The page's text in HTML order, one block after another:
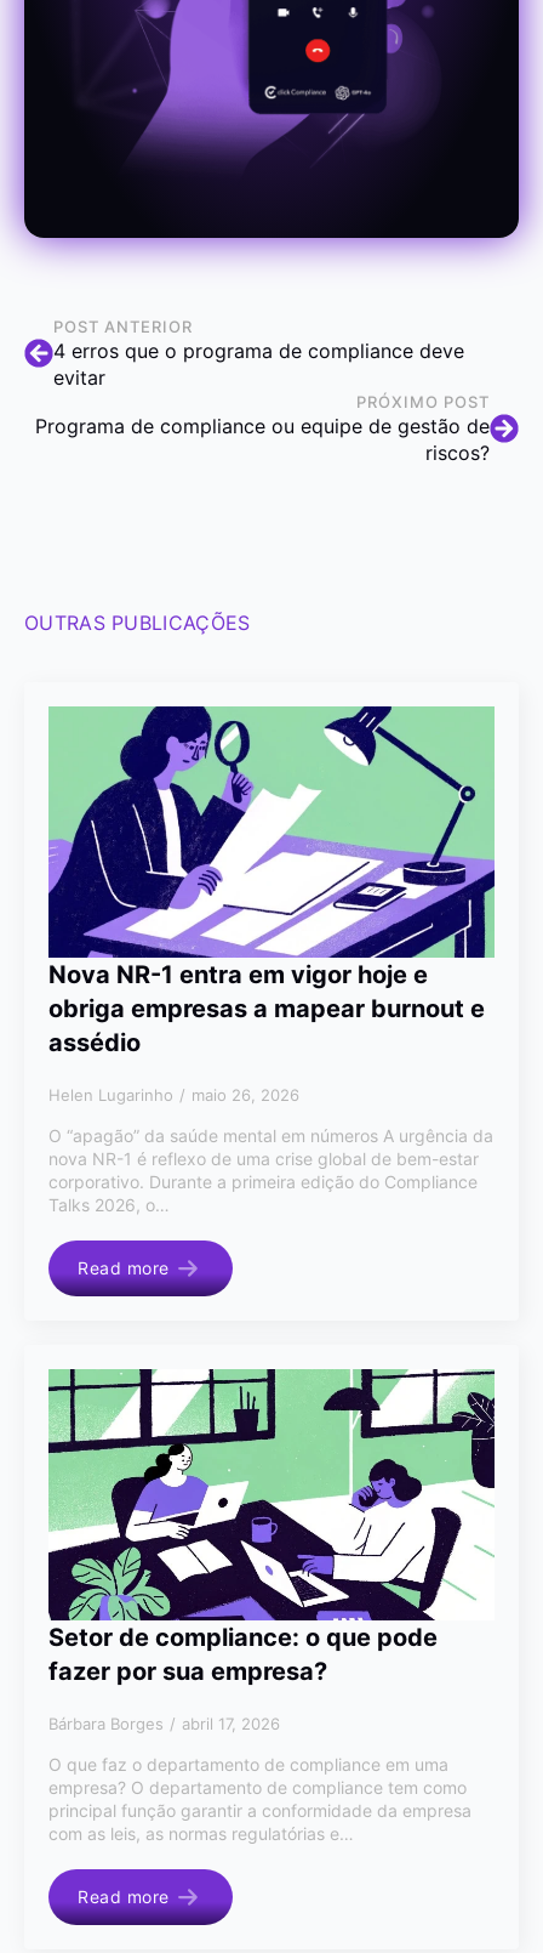
POST ANTERIOR
4 erros que o programa de compliance deve
evitar
PRÓXIMO POST
Programa de compliance ou equipe de gestão de
riscos?
OUTRAS PUBLICAÇÕES
Nova NR-1 entra em vigor hoje e
obriga empresas a mapear burnout e
assédio
Helen Lugarinho maio 26, 2026
O “apagão” da saúde mental em números A urgência da
nova NR-1 é reflexo de uma crise global de bem-estar
corporativo. Durante a primeira edição do Compliance
Talks 2026, o…
Read more
Setor de compliance: o que pode
fazer por sua empresa?
Bárbara Borges abril 17, 2026
O que faz o departamento de compliance em uma
empresa? O departamento de compliance tem como
principal função garantir a conformidade da empresa
com as leis, as normas regulatórias e…
Read more